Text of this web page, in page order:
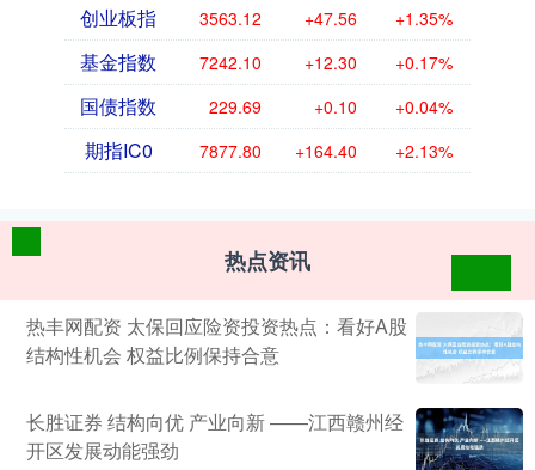
创业板指 3563.12 +47.56 +1.35%
基金指数 7242.10 +12.30 +0.17%
国债指数 229.69 +0.10 +0.04%
期指IC0 7877.80 +164.40 +2.13%
热点资讯
热丰网配资 太保回应险资投资热点：看好A股
结构性机会 权益比例保持合意
长胜证券 结构向优 产业向新 ——江西赣州经
开区发展动能强劲